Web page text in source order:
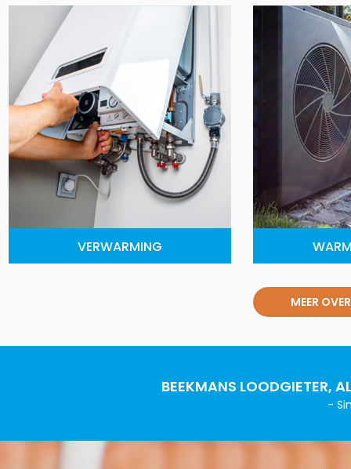
VERWARMING
MEER
BEEKMANS LOODGIETER,
-